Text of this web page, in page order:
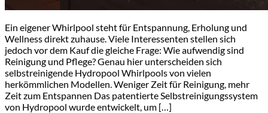
Ein eigener Whirlpool steht für Entspannung, Erholung und
Wellness direkt zuhause. Viele Interessenten stellen sich
jedoch vor dem Kauf die gleiche Frage: Wie aufwendig sind
Reinigung und Pflege? Genau hier unterscheiden sich
selbstreinigende Hydropool Whirlpools von vielen
herkömmlichen Modellen. Weniger Zeit für Reinigung, mehr
Zeit zum Entspannen Das patentierte Selbstreinigungssystem
von Hydropool wurde entwickelt, um […]